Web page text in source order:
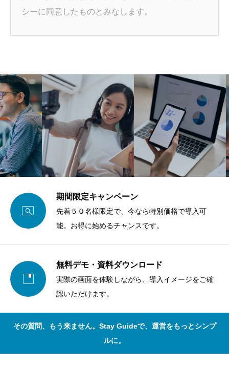
シーに同意したものとみなします。

期間限定キャンペーン
先着５０名様限定で、今なら特別価格で導入可
能。お得に始めるチャンスです。

無料デモ・資料ダウンロード
実際の画面を体験しながら、導入イメージをご確
認いただけます。
その質問、もう来ません。Stay Guideで、運営をもっとシンプ
ルに。